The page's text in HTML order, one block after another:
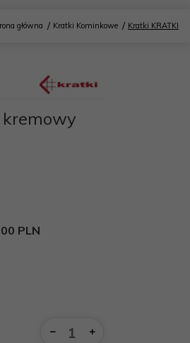
główna Kratki Kominkowe Kratki KRATKI
kremowy
PLN